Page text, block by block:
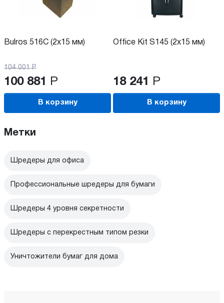
Bulros 516C (2x15 мм)
104 001 Р
100 881 Р
В корзину
Office Kit S145 (2x15 мм)
18 241 Р
В корзину
Метки
Шредеры для офиса
Профессиональные шредеры для бумаги
Шредеры 4 уровня секретности
Шредеры с перекрестным типом резки
Уничтожители бумаг для дома